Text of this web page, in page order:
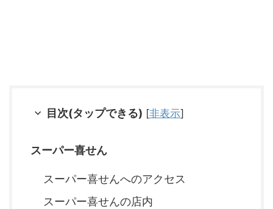
目次(タップできる) [非表示]
スーパー喜せん
スーパー喜せんへのアクセス
スーパー喜せんの店内